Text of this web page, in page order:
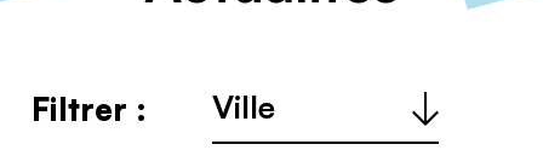
Filtrer :
Ville
: